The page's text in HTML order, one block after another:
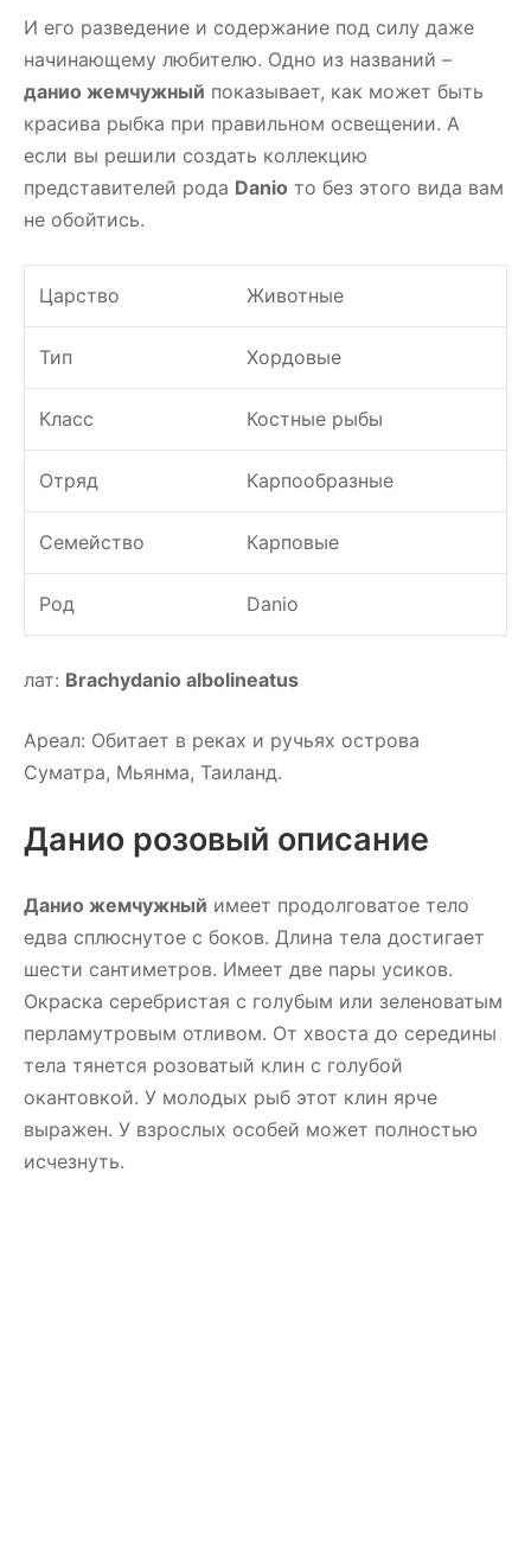
И его разведение и содержание под силу даже
начинающему любителю. Одно из названий –
данио жемчужный показывает, как может быть
красива рыбка при правильном освещении. А
если вы решили создать коллекцию
представителей рода Danio то без этого вида вам
не обойтись.
Царство Животные
Тип Хордовые
Класс Костные рыбы
Отряд Карпообразные
Семейство Карповые
Род Danio
лат: Brachydanio albolineatus
Ареал: Обитает в реках и ручьях острова
Суматра, Мьянма, Таиланд.
Данио розовый описание
Данио жемчужный имеет продолговатое тело
едва сплюснутое с боков. Длина тела достигает
шести сантиметров. Имеет две пары усиков.
Окраска серебристая с голубым или зеленоватым
перламутровым отливом. От хвоста до середины
тела тянется розоватый клин с голубой
окантовкой. У молодых рыб этот клин ярче
выражен. У взрослых особей может полностью
исчезнуть.